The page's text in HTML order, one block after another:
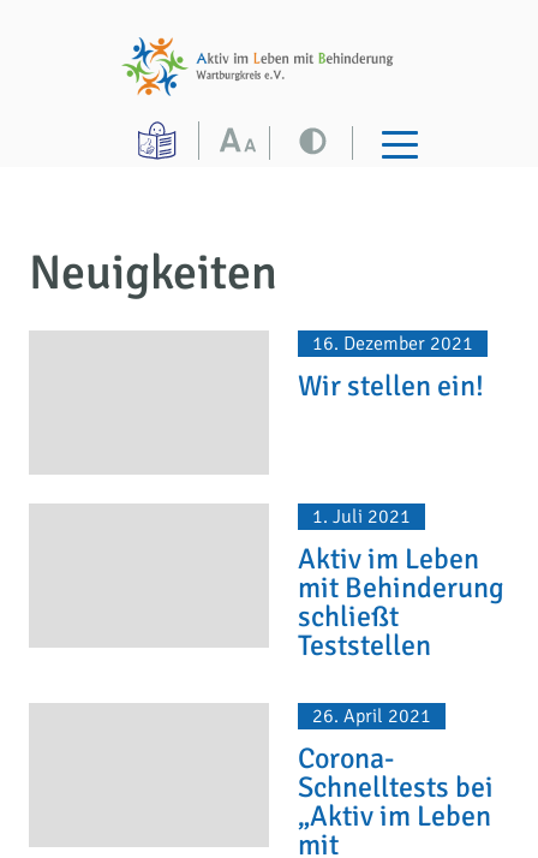
Neuigkeiten
16. Dezember 2021
Wir stellen ein!
1. Juli 2021
Aktiv im Leben
mit Behinderung
schließt
Teststellen
26. April 2021
Corona-
Schnelltests bei
„Aktiv im Leben
mit